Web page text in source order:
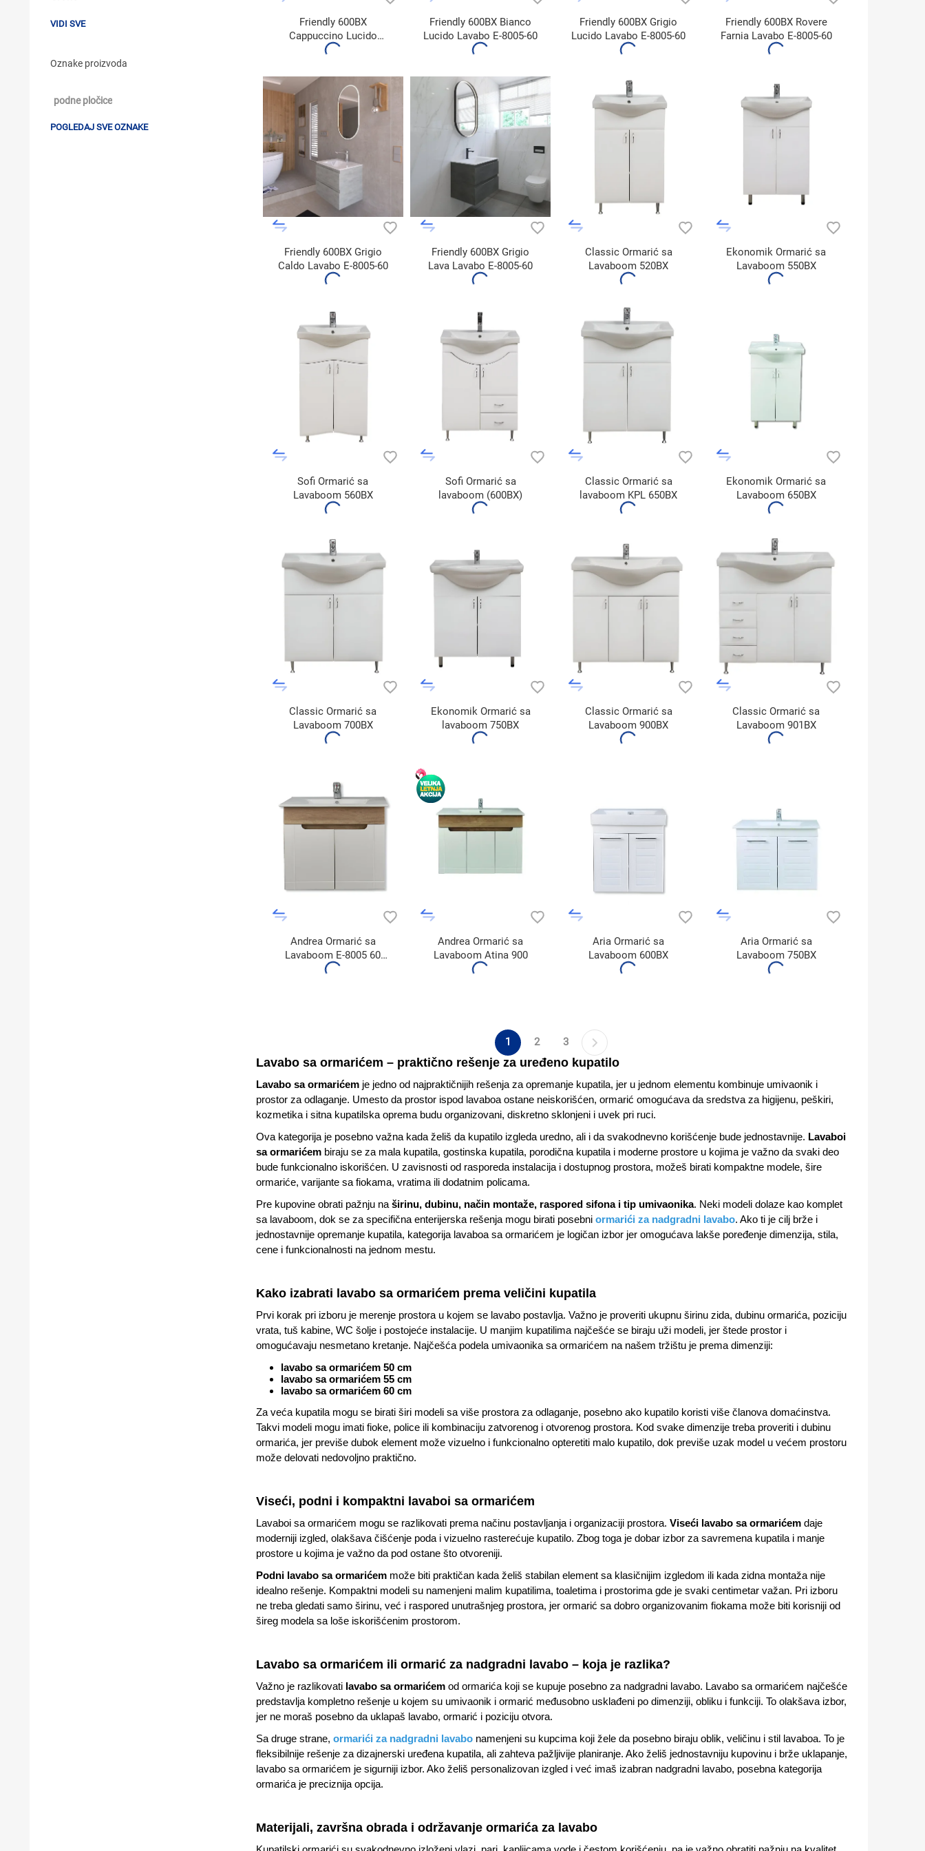
Friendly 600BX
Cappuccino Lucido
Lavabo E-8005-60
Friendly 600BX Bianco
Lucido Lavabo E-8005-60
Friendly 600BX Grigio
Lucido Lavabo E-8005-60
Friendly 600BX Rovere
Farnia Lavabo E-8005-60
Friendly 600BX Grigio
Caldo Lavabo E-8005-60
Friendly 600BX Grigio
Lava Lavabo E-8005-60
Classic Ormarić sa
Lavaboom 520BX
Ekonomik Ormarić sa
Lavaboom 550BX
Sofi Ormarić sa
Lavaboom 560BX
Sofi Ormarić sa
lavaboom (600BX)
Classic Ormarić sa
lavaboom KPL 650BX
Ekonomik Ormarić sa
Lavaboom 650BX
Classic Ormarić sa
Lavaboom 700BX
Ekonomik Ormarić sa
lavaboom 750BX
Classic Ormarić sa
Lavaboom 900BX
Classic Ormarić sa
Lavaboom 901BX
Andrea Ormarić sa
Lavaboom E-8005 60
600BX
Andrea Ormarić sa
Lavaboom Atina 900
Aria Ormarić sa
Lavaboom 600BX
Aria Ormarić sa
Lavaboom 750BX
1 2 3
Lavabo sa ormarićem – praktično rešenje za uređeno kupatilo
Lavabo sa ormarićemje jedno od najpraktičnijih rešenja za opremanje kupatila, jer u jednom elementu kombinuje umivaonik i
prostor za odlaganje. Umesto da prostor ispod lavaboa ostane neiskorišćen, ormarić omogućava da sredstva za higijenu, peškiri,
kozmetika i sitna kupatilska oprema budu organizovani, diskretno sklonjeni i uvek pri ruci.
Ova kategorija je posebno važna kada želiš da kupatilo izgleda uredno, ali i da svakodnevno korišćenje bude jednostavnije. Lavaboi
sa ormarićembiraju se za mala kupatila, gostinska kupatila, porodična kupatila i moderne prostore u kojima je važno da svaki deo
bude funkcionalno iskorišćen. U zavisnosti od rasporeda instalacija i dostupnog prostora, možeš birati kompaktne modele, šire
ormariće, varijante sa fiokama, vratima ili dodatnim policama.
Pre kupovine obrati pažnju na širinu, dubinu, način montaže, raspored sifona i tip umivaonika. Neki modeli dolaze kao komplet
sa lavaboom, dok se za specifična enterijerska rešenja mogu birati posebni ormarići za nadgradni lavabo. Ako ti je cilj brže i
jednostavnije opremanje kupatila, kategorija lavaboa sa ormarićem je logičan izbor jer omogućava lakše poređenje dimenzija, stila,
cene i funkcionalnosti na jednom mestu.
Kako izabrati lavabo sa ormarićem prema veličini kupatila
Prvi korak pri izboru je merenje prostora u kojem se lavabo postavlja. Važno je proveriti ukupnu širinu zida, dubinu ormarića, poziciju
vrata, tuš kabine, WC šolje i postojeće instalacije. U manjim kupatilima najčešće se biraju uži modeli, jer štede prostor i
omogućavaju nesmetano kretanje. Najčešća podela umivaonika sa ormarićem na našem tržištu je prema dimenziji:
lavabo sa ormarićem 50 cm
lavabo sa ormarićem 55 cm
lavabo sa ormarićem 60 cm
Za veća kupatila mogu se birati širi modeli sa više prostora za odlaganje, posebno ako kupatilo koristi više članova domaćinstva.
Takvi modeli mogu imati fioke, police ili kombinaciju zatvorenog i otvorenog prostora. Kod svake dimenzije treba proveriti i dubinu
ormarića, jer previše dubok element može vizuelno i funkcionalno opteretiti malo kupatilo, dok previše uzak model u većem prostoru
može delovati nedovoljno praktično.
Viseći, podni i kompaktni lavaboi sa ormarićem
Lavaboi sa ormarićem mogu se razlikovati prema načinu postavljanja i organizaciji prostora. Viseći lavabo sa ormarićemdaje
moderniji izgled, olakšava čišćenje poda i vizuelno rasterećuje kupatilo. Zbog toga je dobar izbor za savremena kupatila i manje
prostore u kojima je važno da pod ostane što otvoreniji.
Podni lavabo sa ormarićemmože biti praktičan kada želiš stabilan element sa klasičnijim izgledom ili kada zidna montaža nije
idealno rešenje. Kompaktni modeli su namenjeni malim kupatilima, toaletima i prostorima gde je svaki centimetar važan. Pri izboru
ne treba gledati samo širinu, već i raspored unutrašnjeg prostora, jer ormarić sa dobro organizovanim fiokama može biti korisniji od
šireg modela sa loše iskorišćenim prostorom.
Lavabo sa ormarićem ili ormarić za nadgradni lavabo – koja je razlika?
Važno je razlikovati lavabo sa ormarićemod ormarića koji se kupuje posebno za nadgradni lavabo. Lavabo sa ormarićem najčešće
predstavlja kompletno rešenje u kojem su umivaonik i ormarić međusobno usklađeni po dimenziji, obliku i funkciji. To olakšava izbor,
jer ne moraš posebno da uklapaš lavabo, ormarić i poziciju otvora.
Sa druge strane, ormarići za nadgradni lavabonamenjeni su kupcima koji žele da posebno biraju oblik, veličinu i stil lavaboa. To je
fleksibilnije rešenje za dizajnerski uređena kupatila, ali zahteva pažljivije planiranje. Ako želiš jednostavniju kupovinu i brže uklapanje,
lavabo sa ormarićem je sigurniji izbor. Ako želiš personalizovan izgled i već imaš izabran nadgradni lavabo, posebna kategorija
ormarića je preciznija opcija.
Materijali, završna obrada i održavanje ormarića za lavabo
VIDI SVE
Oznake proizvoda
podne pločice
POGLEDAJ SVE OZNAKE